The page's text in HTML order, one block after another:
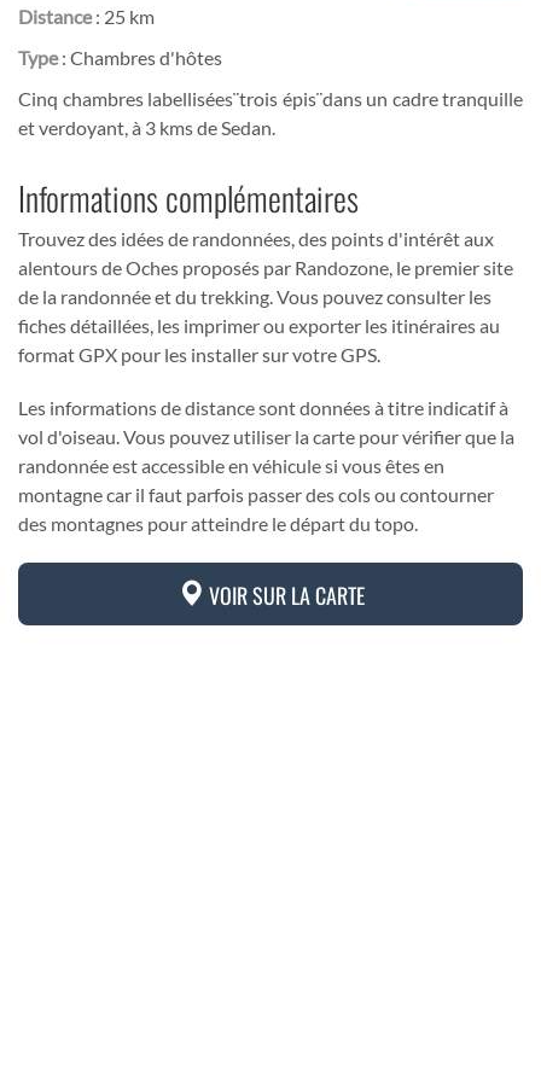
Distance: 25 km
Type: Chambres d'hôtes
Cinq chambres labellisées¨trois épis¨dans un cadre tranquille
et verdoyant, à 3 kms de Sedan.
Informations complémentaires
Trouvez des idées de randonnées, des points d'intérêt aux
alentours de Oches proposés par Randozone, le premier site
de la randonnée et du trekking. Vous pouvez consulter les
fiches détaillées, les imprimer ou exporter les itinéraires au
format GPX pour les installer sur votre GPS.
Les informations de distance sont données à titre indicatif à
vol d'oiseau. Vous pouvez utiliser la carte pour vérifier que la
randonnée est accessible en véhicule si vous êtes en
montagne car il faut parfois passer des cols ou contourner
des montagnes pour atteindre le départ du topo.
VOIR SUR LA CARTE